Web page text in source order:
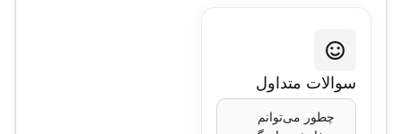
C3164Q-40GE
تعداد پورت‌ها
سوالات متداول
چطور می‌توانم